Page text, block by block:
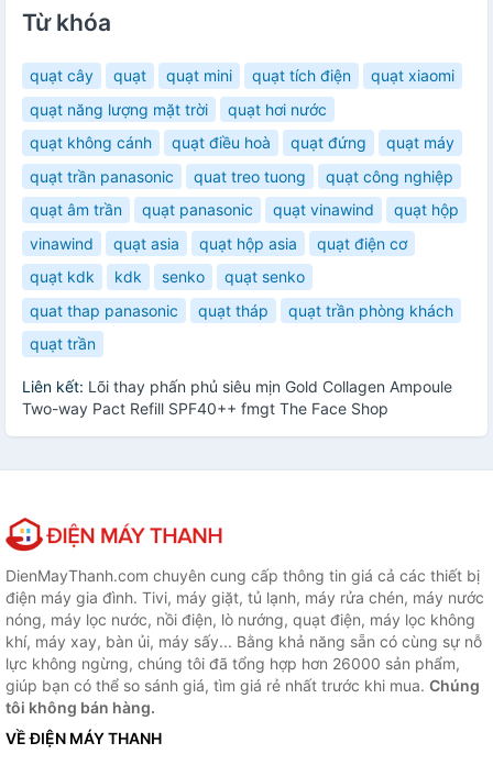
Từ khóa
quạt cây quạt quạt mini quạt tích điện
quạt xiaomi
quạt năng lượng mặt trời
quạt hơi nước
quạt không cánh
quạt điều hoà quạt đứng
quạt máy
quạt trần panasonic
quat treo tuong
quạt công nghiệp
quạt âm trần
quạt panasonic quạt vinawind
quạt hộp
vinawind
quạt asia quạt hộp asia
quạt điện cơ
quạt kdk
kdk senko
quạt senko
quat thap panasonic
quạt tháp
quạt trần phòng khách
quạt trần
Liên kết: Lõi thay phấn phủ siêu mịn Gold Collagen Ampoule
Two-way Pact Refill SPF40++ fmgt The Face Shop
DienMayThanh.com chuyên cung cấp thông tin giá cả các thiết bị
điện máy gia đình. Tivi, máy giặt, tủ lạnh, máy rửa chén, máy nước
nóng, máy lọc nước, nồi điện, lò nướng, quạt điện, máy lọc không
khí, máy xay, bàn ủi, máy sấy... Bằng khả năng sẵn có cùng sự nỗ
lực không ngừng, chúng tôi đã tổng hợp hơn 26000 sản phẩm,
giúp bạn có thể so sánh giá, tìm giá rẻ nhất trước khi mua. Chúng
tôi không bán hàng.
VỀ ĐIỆN MÁY THANH